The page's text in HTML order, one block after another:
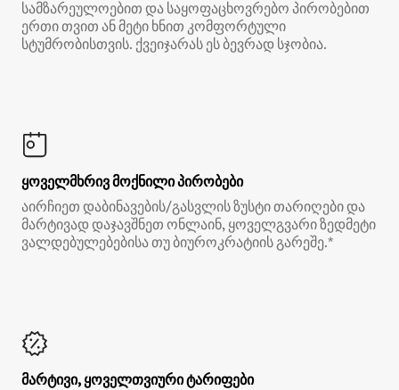
სამზარეულოებით და საყოფაცხოვრებო პირობებით
ერთი თვით ან მეტი ხნით კომფორტული
სტუმრობისთვის. ქვეიჯარას ეს ბევრად სჯობია.
ყოველმხრივ მოქნილი პირობები
აირჩიეთ დაბინავების/გასვლის ზუსტი თარიღები და
მარტივად დაჯავშნეთ ონლაინ, ყოველგვარი ზედმეტი
ვალდებულებებისა თუ ბიუროკრატიის გარეშე.*
მარტივი, ყოველთვიური ტარიფები